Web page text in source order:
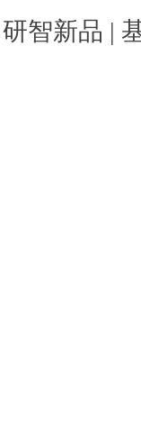
研智新品 |